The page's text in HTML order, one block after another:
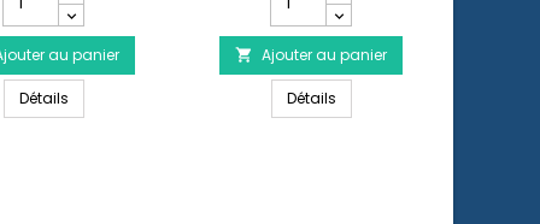
quantité
du
produit
AQUA
NOVA
Pompe
au panier
DétailsAQUA NOVA Pompe de remontée jusqu'à 800 l/h (NPH-800)
quantité
du
produit
AQUA
NOVA
Pompe
 Ajouter au panier
DétailsAQUA NOVA Pompe de